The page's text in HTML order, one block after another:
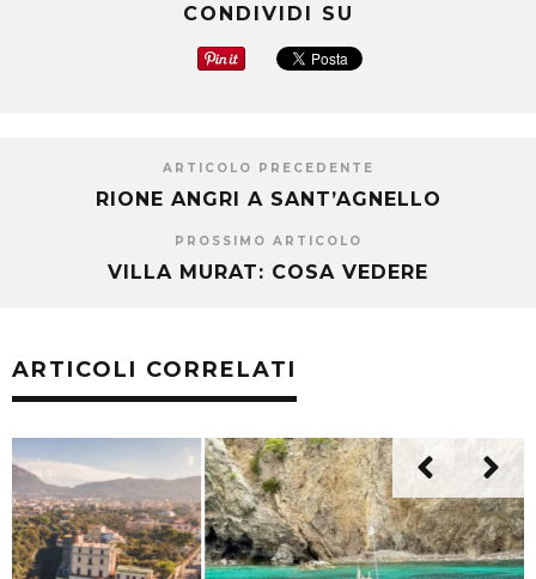
CONDIVIDI SU
ARTICOLO PRECEDENTE
RIONE ANGRI A SANT’AGNELLO
PROSSIMO ARTICOLO
VILLA MURAT: COSA VEDERE
ARTICOLI CORRELATI